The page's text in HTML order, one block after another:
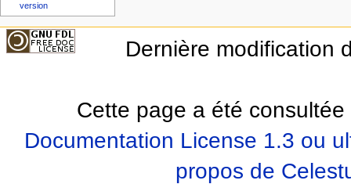
version
Dernière modification
Cette page a été
Documentation License 1.3 ou
propos de